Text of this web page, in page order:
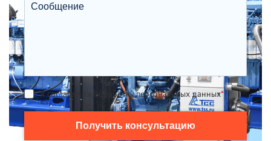
Я согласен на обработку персональных данных*
Получить консультацию